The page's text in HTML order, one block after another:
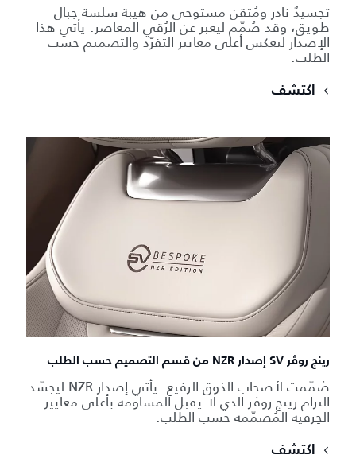
تجسيدٌ نادر ومُتقن مستوحى من هيبة سلسة جبال
طويق، وقد صُمّم ليعبر عن الرُقي المعاصر. يأتي هذا
الإصدار ليعكس أعلى معايير التفرّد والتصميم حسب
الطلب.
اكتشف
رينج روڤر SV إصدار NZR من قسم التصميم حسب الطلب
صُمّمت لأصحاب الذوق الرفيع. يأتي إصدار NZR ليجسّد
التزام رينج روڤر الذي لا يقبل المساومة بأعلى معايير
الحِرفية المُصمّمة حسب الطلب.
اكتشف